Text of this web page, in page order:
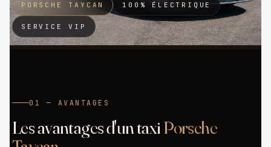
PORSCHE TAYCAN 100% ÉLECTRIQUE
SERVICE VIP
01 — AVANTAGES
Les avantages d'un taxiPorsche